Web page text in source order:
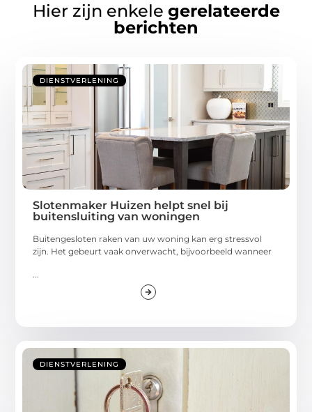
Hier zijn enkele gerelateerde
berichten
DIENSTVERLENING
Slotenmaker Huizen helpt snel bij
buitensluiting van woningen
Buitengesloten raken van uw woning kan erg stressvol
zijn. Het gebeurt vaak onverwacht, bijvoorbeeld wanneer
DIENSTVERLENING